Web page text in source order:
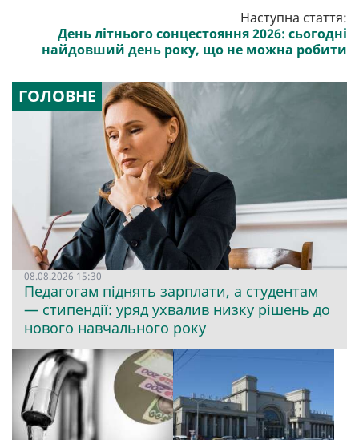
Наступна стаття:
День літнього сонцестояння 2026: сьогодні
найдовший день року, що не можна робити
ГОЛОВНЕ
08.08.2026 15:30
Педагогам піднять зарплати, а студентам
— стипендії: уряд ухвалив низку рішень до
нового навчального року